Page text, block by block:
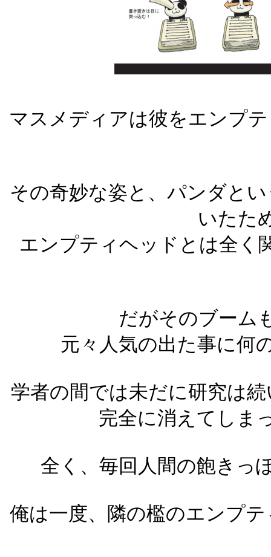
マスメディアは彼をエンプ
その奇妙な姿と、パンダと
いたた
エンプティヘッドとは全く
だがそのブーム
元々人気の出た事に何
学者の間では未だに研究は
完全に消えてしま
全く、毎回人間の飽きっ
俺は一度、隣の檻のエンプ